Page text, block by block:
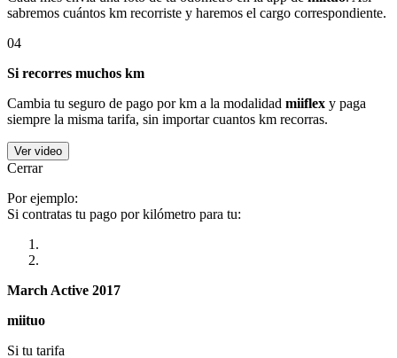
sabremos cuántos km recorriste y haremos el cargo correspondiente.
04
Si recorres muchos km
Cambia tu seguro de pago por km a la modalidad miiflex y paga
siempre la misma tarifa, sin importar cuantos km recorras.
Ver video
Cerrar
Por ejemplo:
Si contratas tu pago por kilómetro para tu:
March Active 2017
miituo
Si tu tarifa